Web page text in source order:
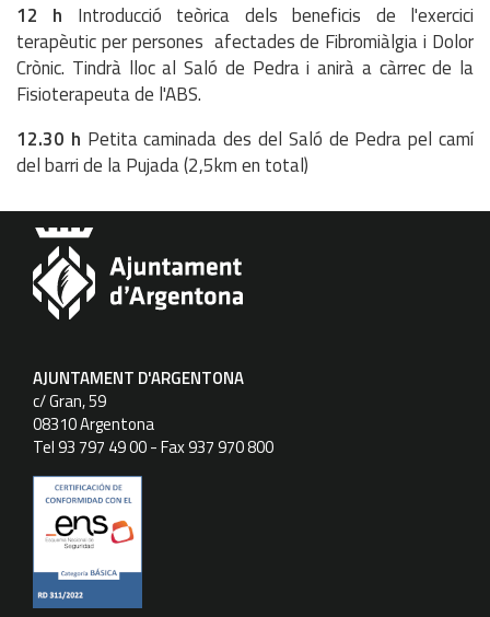
12 h Introducció teòrica dels beneficis de l'exercici
terapèutic per persones afectades de Fibromiàlgia i Dolor
Crònic. Tindrà lloc al Saló de Pedra i anirà a càrrec de la
Fisioterapeuta de l'ABS.
12.30 h Petita caminada des del Saló de Pedra pel camí
del barri de la Pujada (2,5km en total)
AJUNTAMENT D'ARGENTONA
c/ Gran, 59
08310 Argentona
Tel 93 797 49 00 - Fax 937 970 800